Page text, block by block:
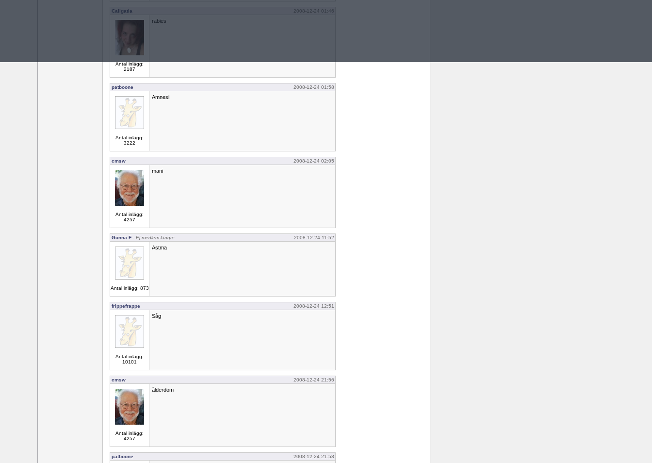
Caligatia 2008-12-24 01:46
Antal inlägg:
2187
rabies
patboone 2008-12-24 01:58
Antal inlägg:
3222
Amnesi
cmsw 2008-12-24 02:05
Antal inlägg:
4257
mani
Gunna F - Ej medlem längre 2008-12-24 11:52
Antal inlägg: 873
Astma
frippefrappe 2008-12-24 12:51
Antal inlägg:
10101
Såg
cmsw 2008-12-24 21:56
Antal inlägg:
4257
ålderdom
patboone 2008-12-24 21:58